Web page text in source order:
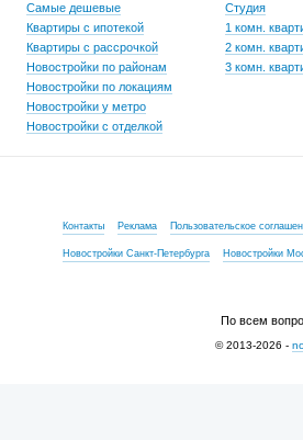
Самые дешевые
Квартиры с ипотекой
Квартиры с рассрочкой
Новостройки по районам
Новостройки по локациям
Новостройки у метро
Новостройки с отделкой
Студия
1 комн.
2 комн.
3 комн.
Контакты Реклама Пользовательское
Новостройки Санкт-Петербурга Новостройки
По всем
© 2013-2026 -